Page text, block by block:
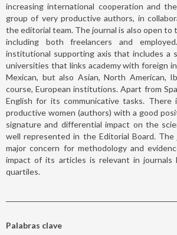
increasing international cooperation and
group of very productive authors, in
the editorial team. The journal is also open to
including both freelancers and
institutional supporting axis that includes a
universities that links academy with foreign
Mexican, but also Asian, North American,
course, European institutions. Apart from
English for its communicative tasks. There
productive women (authors) with a good
signature and differential impact on the
well represented in the Editorial Board.
major concern for methodology and
impact of its articles is relevant in journals
quartiles.
Palabras clave